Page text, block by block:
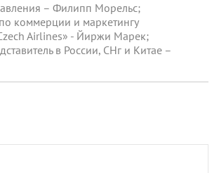
– Филипп Морельс;
коммерции и маркетингу
Airlines» - Йиржи Марек;
в России, СНг и Китае –